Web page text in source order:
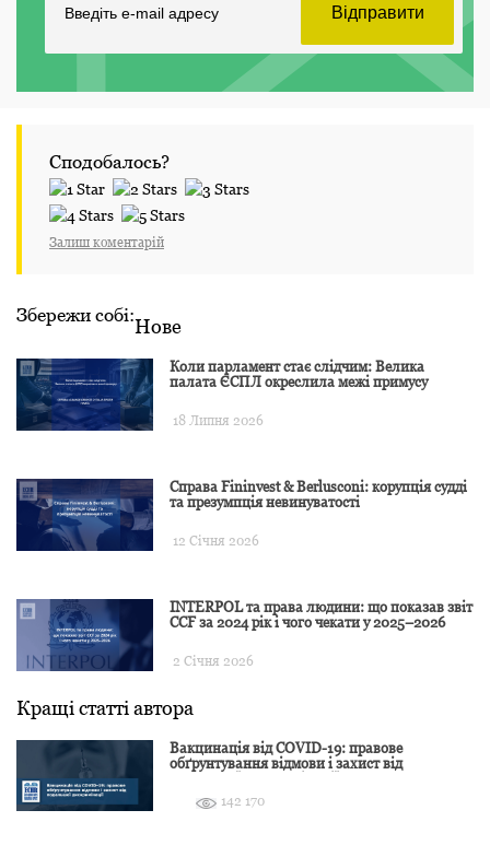
Сподобалось?
Залиш коментарій
Збережи собі:Нове
Коли парламент стає слідчим: Велика
палата ЄСПЛ окреслила межі примусу
18 Липня 2026
Справа Fininvest & Berlusconi: корупція судді
та презумпція невинуватості
12 Січня 2026
INTERPOL та права людини: що показав звіт
CCF за 2024 рік і чого чекати у 2025–2026
2 Січня 2026
Кращі статті автора
Вакцинація від COVID-19: правове
обґрунтування відмови і захист від
142 170